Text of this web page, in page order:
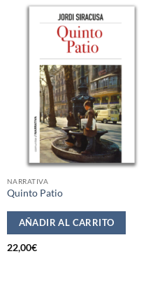
NARRATIVA
Quinto Patio
AÑADIR AL CARRITO
22,00€